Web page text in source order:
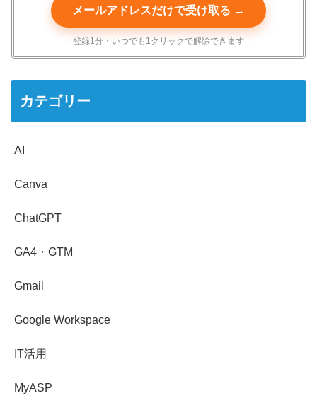
メールアドレスだけで受け取る →
登録1分・いつでも1クリックで解除できます
カテゴリー
AI
Canva
ChatGPT
GA4・GTM
Gmail
Google Workspace
IT活用
MyASP